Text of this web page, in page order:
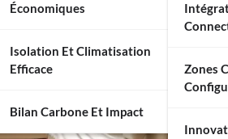
Économiques
Isolation Et Climatisation
Efficace
Bilan Carbone Et Impact
Zones